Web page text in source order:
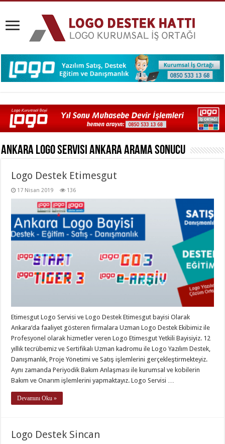
Ankara Logo Servisi AnkaraArama Sonucu
Logo Destek Etimesgut
17 Nisan 2019 136
Etimesgut Logo Servisi ve Logo Destek Etimesgut bayisi Olarak
Ankara‘da faaliyet gösteren firmalara Uzman Logo Destek Ekibimiz ile
Profesyonel olarak hizmetler veren Logo Etimesgut Yetkili Bayisiyiz. 12
yıllık tecrübemiz ve Sertifikalı Uzman kadromu ile Logo Yazılım Destek,
Danışmanlık, Proje Yönetimi ve Satış işlemlerini gerçekleştirmekteyiz.
Aynı zamanda Periyodik Bakım Anlaşması ile kurumsal ve kobilerin
Bakım ve Onarım işlemlerini yapmaktayız. Logo Servisi …
Devamını Oku »
Logo Destek Sincan